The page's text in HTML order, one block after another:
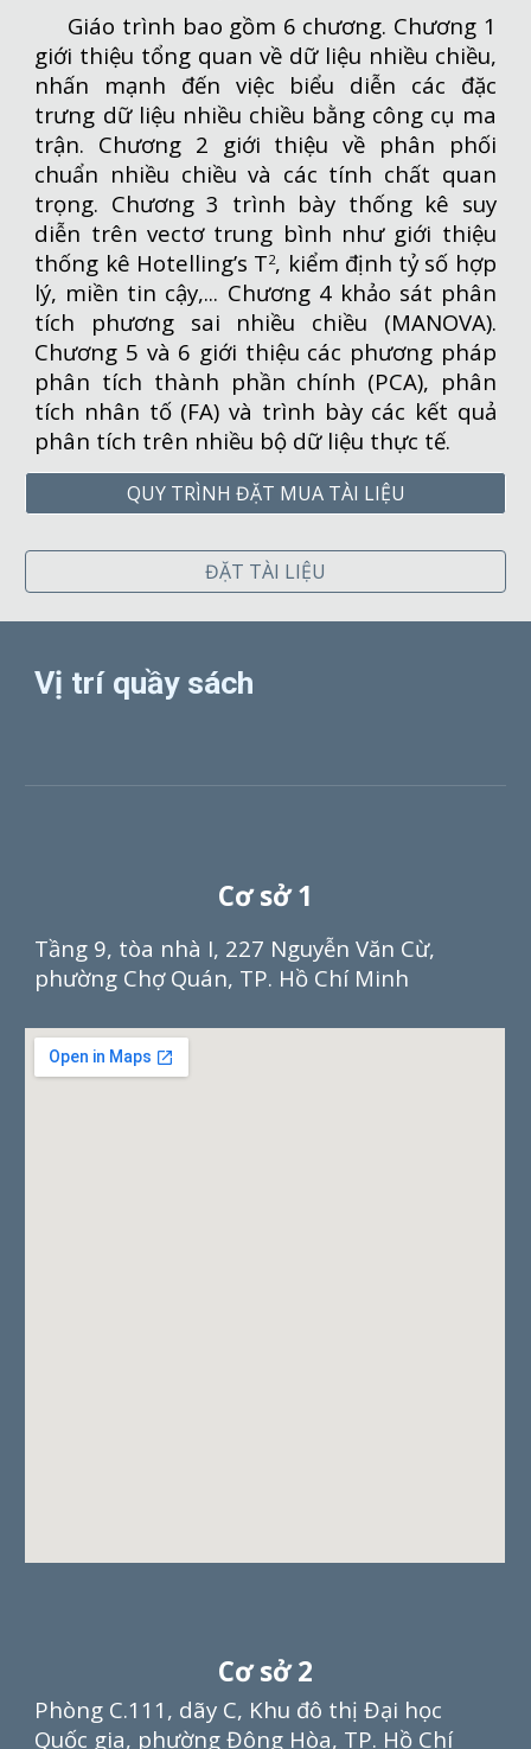
Giáo trình bao gồm 6 chương. Chương 1
giới thiệu tổng quan về dữ liệu nhiều chiều,
nhấn mạnh đến việc biểu diễn các đặc
trưng dữ liệu nhiều chiều bằng công cụ ma
trận. Chương 2 giới thiệu về phân phối
chuẩn nhiều chiều và các tính chất quan
trọng. Chương 3 trình bày thống kê suy
diễn trên vectơ trung bình như giới thiệu
thống kê Hotelling’s T2, kiểm định tỷ số hợp
lý, miền tin cậy,... Chương 4 khảo sát phân
tích phương sai nhiều chiều (MANOVA).
Chương 5 và 6 giới thiệu các phương pháp
phân tích thành phần chính (PCA), phân
tích nhân tố (FA) và trình bày các kết quả
phân tích trên nhiều bộ dữ liệu thực tế.
QUY TRÌNH ĐẶT MUA TÀI LIỆU
ĐẶT TÀI LIỆU
Vị trí quầy sách
Cơ sở 1
Tầng 9, tòa nhà I, 227 Nguyễn Văn Cừ,
phường Chợ Quán, TP. Hồ Chí Minh
Cơ sở2
Phòng C.111, dãy C, Khu đô thị Đại học
Quốc gia, phường Đông Hòa, TP. Hồ Chí